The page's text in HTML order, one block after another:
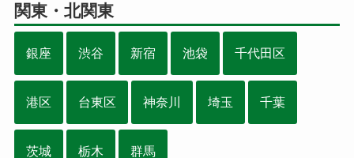
関東・北関東
銀座 渋谷 新宿 池袋 千代田区
港区 台東区 神奈川 埼玉 千葉
茨城 栃木 群馬